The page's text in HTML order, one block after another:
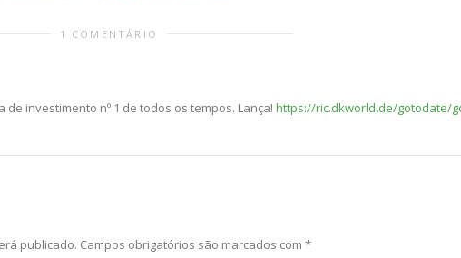
1 COMENTÁRIO
investimento nº 1 de todos os tempos. Lança! https://ric.dkworld.de/gotodate/
publicado. Campos obrigatórios são marcados com *